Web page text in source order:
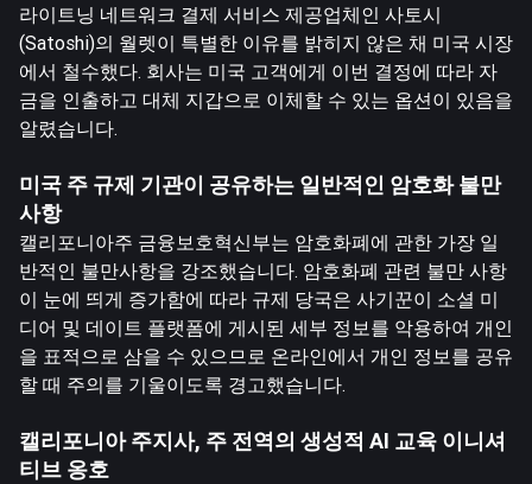
라이트닝 네트워크 결제 서비스 제공업체인 사토시
(Satoshi)의 월렛이 특별한 이유를 밝히지 않은 채 미국 시장
에서 철수했다. 회사는 미국 고객에게 이번 결정에 따라 자
금을 인출하고 대체 지갑으로 이체할 수 있는 옵션이 있음을
알렸습니다.
미국 주 규제 기관이 공유하는 일반적인 암호화 불만
사항
캘리포니아주 금융보호혁신부는 암호화폐에 관한 가장 일
반적인 불만사항을 강조했습니다. 암호화폐 관련 불만 사항
이 눈에 띄게 증가함에 따라 규제 당국은 사기꾼이 소셜 미
디어 및 데이트 플랫폼에 게시된 세부 정보를 악용하여 개인
을 표적으로 삼을 수 있으므로 온라인에서 개인 정보를 공유
할 때 주의를 기울이도록 경고했습니다.
캘리포니아 주지사, 주 전역의 생성적 AI 교육 이니셔
티브 옹호